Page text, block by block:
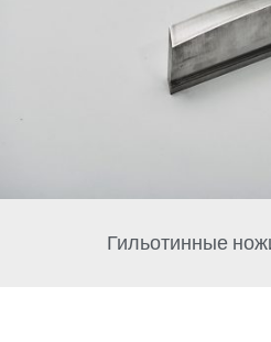
Гильотинные